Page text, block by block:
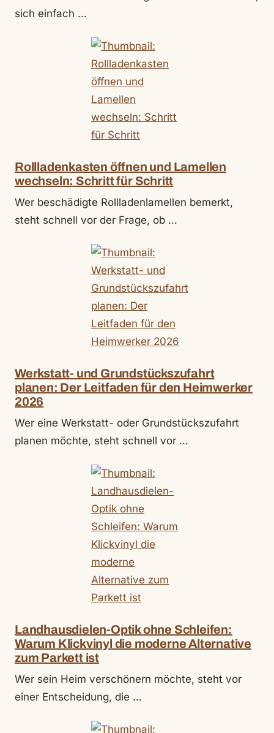
sich einfach …
Rollladenkasten öffnen und Lamellen
wechseln: Schritt für Schritt
Wer beschädigte Rollladenlamellen bemerkt,
steht schnell vor der Frage, ob …
Werkstatt- und Grundstückszufahrt
planen: Der Leitfaden für den Heimwerker
2026
Wer eine Werkstatt- oder Grundstückszufahrt
planen möchte, steht schnell vor …
Landhausdielen-Optik ohne Schleifen:
Warum Klickvinyl die moderne Alternative
zum Parkett ist
Wer sein Heim verschönern möchte, steht vor
einer Entscheidung, die …